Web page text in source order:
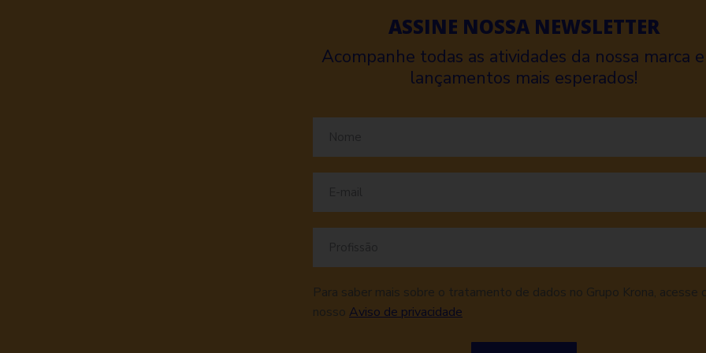
ASSINE NOSSA NEWSLETTER
Acompanhe todas as atividades da nossa marca
lançamentos mais esperados!
Para saber mais sobre o tratamento de dados no Grupo Krona, acesse
nosso Aviso de privacidade